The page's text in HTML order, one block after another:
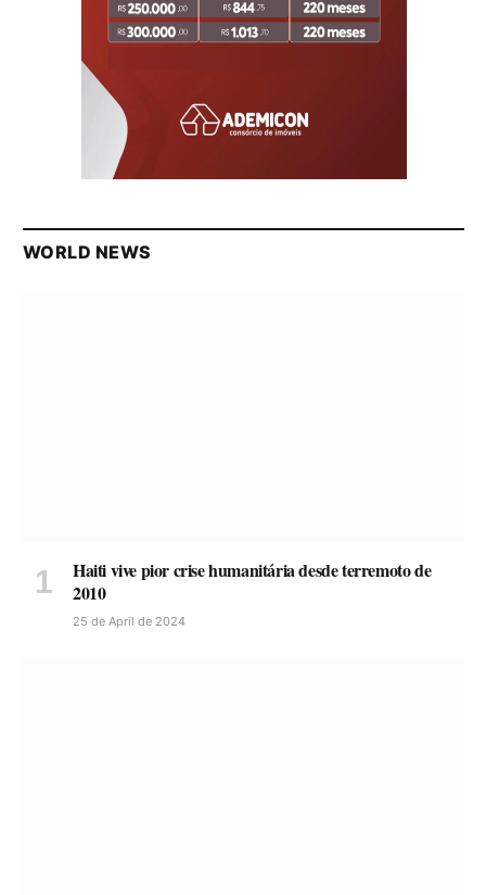
WORLD NEWS
Haiti vive pior crise humanitária desde terremoto de
2010
25 de April de 2024